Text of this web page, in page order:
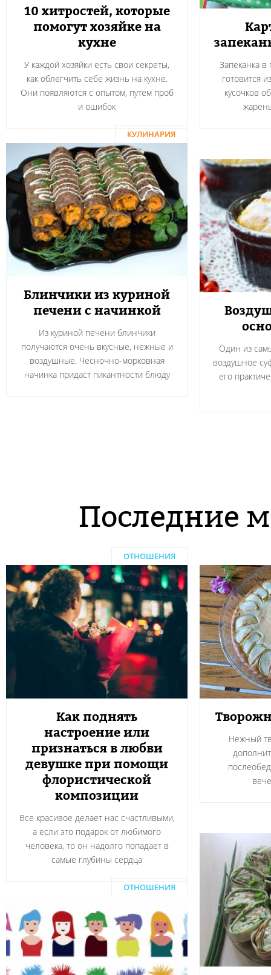
10 хитростей, которые
помогут хозяйке на
кухне
У каждой хозяйки есть свои секреты,
как облегчить себе жизнь на кухне.
Они появляются с опытом, путем проб
и ошибок
Запеканка
готовится
кусочков
КУЛИНАРИЯ
Блинчики из куриной
печени с начинкой
Из куриной печени блинчики
получаются очень вкусные, нежные и
воздушные. Чесночно-морковная
начинка придаст пикантности блюду
Один из
воздушное
его
Последние
ОТНОШЕНИЯ
Как поднять
настроение или
признаться в любви
девушке при помощи
флористической
композиции
Все красивое делает нас счастливыми,
а если это подарок от любимого
человека, то он надолго попадает в
самые глубины сердца
Нежный
ОТНОШЕНИЯ